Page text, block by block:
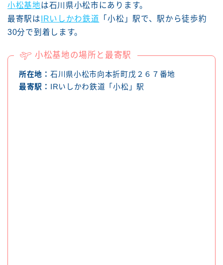
小松基地は石川県小松市にあります。
最寄駅は IRいしかわ鉄道 「小松」駅で、駅から徒歩約
30分で到着します。
小松基地の場所と最寄駅
所在地： 石川県小松市向本折町戊２６７番地
最寄駅：
IRいしかわ鉄道「小松」駅